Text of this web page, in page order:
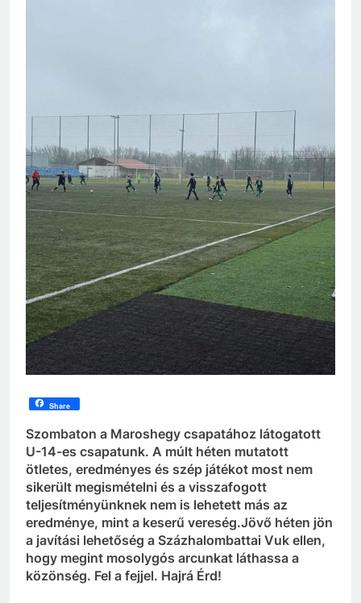
Share
Szombaton a Maroshegy csapatához látogatott
U-14-es csapatunk. A múlt héten mutatott
ötletes, eredményes és szép játékot most nem
sikerült megismételni és a visszafogott
teljesítményünknek nem is lehetett más az
eredménye, mint a keserű vereség.Jövő héten jön
a javítási lehetőség a Százhalombattai Vuk ellen,
hogy megint mosolygós arcunkat láthassa a
közönség. Fel a fejjel. Hajrá Érd!